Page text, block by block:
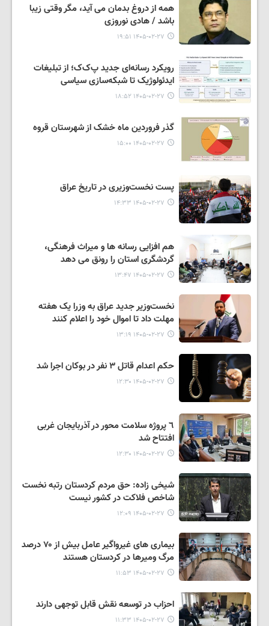
همه از دروغ بدمان می آید، مگر وقتی زیبا
باشد / هادی نوروزی
۱۴۰۵-۰۲-۲۷ ۱۹:۵۱
رویکرد رسانه‌ای جدید پ‌ک‌ک؛ از تبلیغات
ایدئولوژیک تا شبکه‌سازی سیاسی
۱۴۰۵-۰۲-۲۷ ۱۸:۵۲
گذر فروردین ماه خشک از شهرستان قروه
۱۴۰۵-۰۲-۲۷ ۱۵:۰۰
پست نخست‌وزیری در تاریخ عراق
۱۴۰۵-۰۲-۲۷ ۱۴:۳۳
هم افزایی رسانه ها و میراث فرهنگی،
گردشگری استان را رونق می دهد
۱۴۰۵-۰۲-۲۷ ۱۳:۴۷
نخست‌وزیر جدید عراق به وزرا یک هفته
مهلت داد تا اموال خود را اعلام کنند
۱۴۰۵-۰۲-۲۷ ۱۳:۱۹
حکم اعدام قاتل ٣ نفر در بوکان اجرا شد
۱۴۰۵-۰۲-۲۷ ۱۲:۳۰
٦ پروژه سلامت محور در آذربایجان غربی
افتتاح شد
۱۴۰۵-۰۲-۲۷ ۱۲:۳۰
شیخی زاده: حق مردم کردستان رتبه نخست
شاخص فلاکت در کشور نیست
۱۴۰۵-۰۲-۲۷ ۱۲:۰۹
بیماری های غیرواگیر عامل بیش از ۷۰ درصد
مرگ ومیرها در کردستان هستند
۱۴۰۵-۰۲-۲۷ ۱۱:۵۳
احزاب در توسعه نقش قابل توجهی دارند
۱۴۰۵-۰۲-۲۷ ۱۱:۳۳